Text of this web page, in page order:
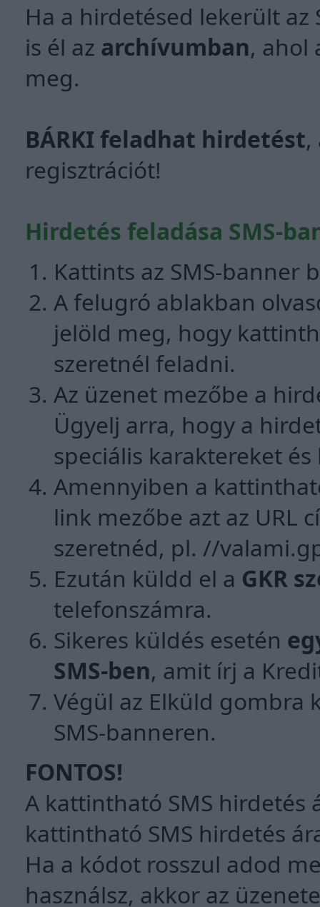
Ha a hirdetésed lekerült
is él az archívumban, ahol
meg.
BÁRKI feladhat hirdetést,
regisztrációt!
Hirdetés feladása SMS-
Kattints az SMS-banner
A felugró ablakban
jelöld meg, hogy
szeretnél feladni.
Az üzenet mezőbe a
Ügyelj arra, hogy a
speciális karaktereket
Amennyiben a
link mezőbe azt az URL
szeretnéd, pl. //
Ezután küldd el a GKR
telefonszámra.
Sikeres küldés esetén
SMS-ben, amit írj a
Végül az Elküld gombra
SMS-banneren.
FONTOS!
A kattintható SMS hirdetés
kattintható SMS hirdetés
Ha a kódot rosszul adod
használsz, akkor az